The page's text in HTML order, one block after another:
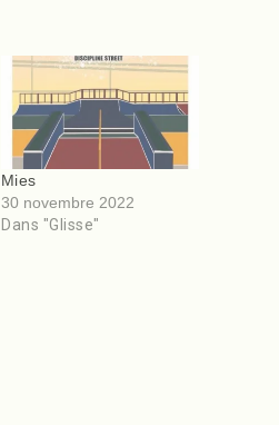
Mies
30 novembre 2022
Dans "Glisse"